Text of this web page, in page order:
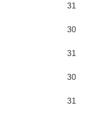
31
30
31
30
31